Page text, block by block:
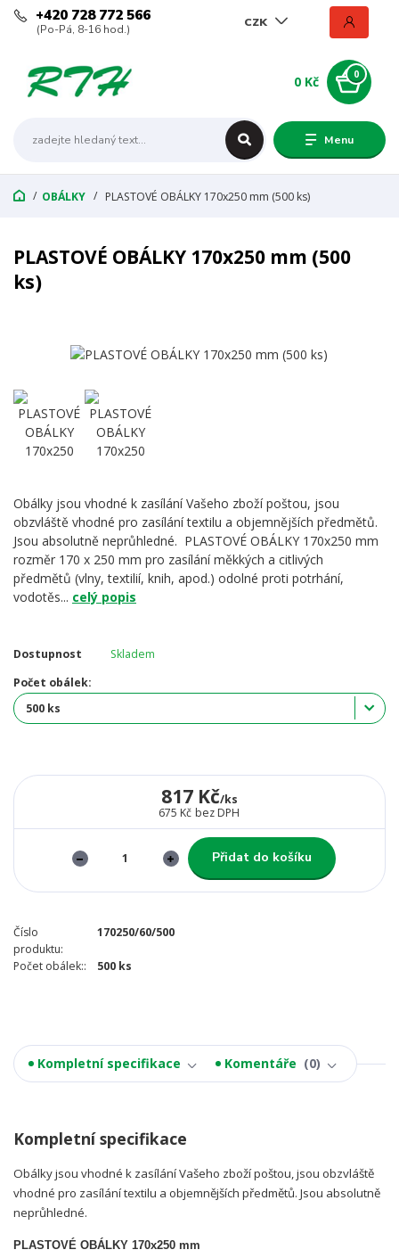
Menu
CZK
+420 728 772 566
(Po-Pá, 8-16 hod.)
0
0 Kč
OBÁLKY PLASTOVÉ OBÁLKY 170x250 mm (500 ks)
PLASTOVÉ OBÁLKY 170x250 mm (500
ks)
Obálky jsou vhodné k zasílání Vašeho zboží poštou, jsou
obzvláště vhodné pro zasílání textilu a objemnějších předmětů.
Jsou absolutně neprůhledné. PLASTOVÉ OBÁLKY 170x250 mm
rozměr 170 x 250 mm pro zasílání měkkých a citlivých
předmětů (vlny, textilií, knih, apod.) odolné proti potrhání,
vodotěs... celý popis
Dostupnost
Skladem
Počet obálek:
817 Kč/ks
675 Kč bez DPH
Přidat do košíku
Číslo
produktu:
170250/60/500
Počet obálek:: 500 ks
Kompletní specifikace Komentáře 0
Kompletní specifikace
Obálky jsou vhodné k zasílání Vašeho zboží poštou, jsou obzvláště
vhodné pro zasílání textilu a objemnějších předmětů. Jsou absolutně
neprůhledné.
PLASTOVÉ OBÁLKY 170x250 mm